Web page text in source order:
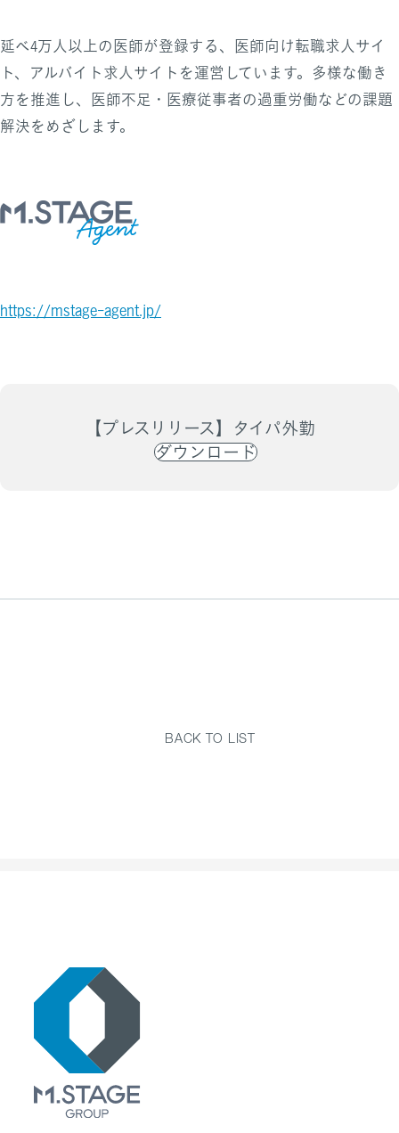
延べ4万人以上の医師が登録する、医師向け転職求人サイ
ト、アルバイト求人サイトを運営しています。多様な働き
方を推進し、医師不足・医療従事者の過重労働などの課題
解決をめざします。
https://mstage-agent.jp/
【プレスリリース】タイパ外勤
ダウンロード
BACK TO LIST